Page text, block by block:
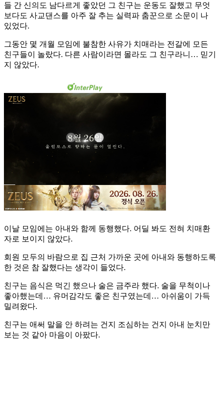
들 간 신의도 남다르게 좋았던 그 친구는 운동도 잘했고 무엇
보다도 사교댄스를 아주 잘 추는 실력파 춤꾼으로 소문이 나
있었다.
그동안 몇 개월 모임에 불참한 사유가 치매라는 전갈에 모든
친구들이 놀랐다. 다른 사람이라면 몰라도 그 친구라니… 믿기
지 않았다.
이날 모임에는 아내와 함께 동행했다. 어딜 봐도 전혀 치매환
자로 보이지 않았다.
회원 모두의 바람으로 집 근처 가까운 곳에 아내와 동행하도록
한 것은 참 잘했다는 생각이 들었다.
친구는 음식은 먹긴 했으나 술은 금주라 했다. 술을 무척이나
좋아했는데… 유머감각도 좋은 친구였는데… 아쉬움이 가득
밀려왔다.
친구는 애써 말을 안 하려는 건지 조심하는 건지 아내 눈치만
보는 것 같아 마음이 아팠다.